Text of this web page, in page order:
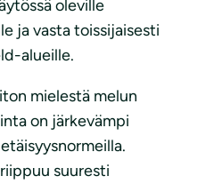
oleville
ja vasta toissijaisesti
alueille.
mielestä melun
on järkevämpi
suuresti